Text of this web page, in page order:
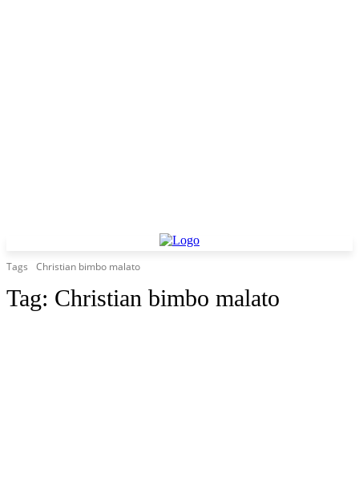
Tags Christian bimbo malato
Tag: Christian bimbo malato